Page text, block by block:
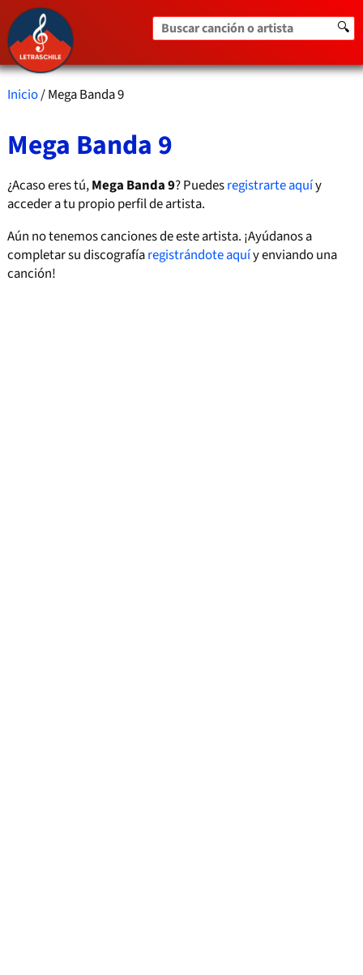
Buscar canción o artista 🔍
Inicio/ Mega Banda 9
Mega Banda 9
¿Acaso eres tú,Mega Banda 9? Puedesregistrarte aquíy
acceder a tu propio perfil de artista.
Aún no tenemos canciones de este artista. ¡Ayúdanos a
completar su discografíaregistrándote aquíy enviando una
canción!